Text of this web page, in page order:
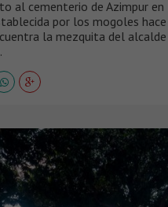
al cementerio de Azimpur en
por los mogoles
la mezquita del